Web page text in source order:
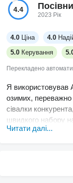
4.4
2023 Рік
4.0 Ціна 4.0
5.0 Керування
Перекладено
Я використовував
озимих,
сівалки
швидкого набору
маркування,
насіння
Читати далі...